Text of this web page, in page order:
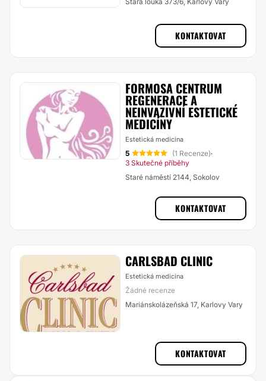
KONTAKTOVAT
FORMOSA CENTRUM
REGENERACE A
NEINVAZIVNÍ ESTETICKÉ
MEDICÍNY
Estetická medicína
5 (1 Recenze)·
3 Skutečné příběhy
Staré náměstí 2144, Sokolov
KONTAKTOVAT
CARLSBAD CLINIC
Estetická medicína
Žádné recenze
Mariánskolázeňská 17, Karlovy Vary
KONTAKTOVAT